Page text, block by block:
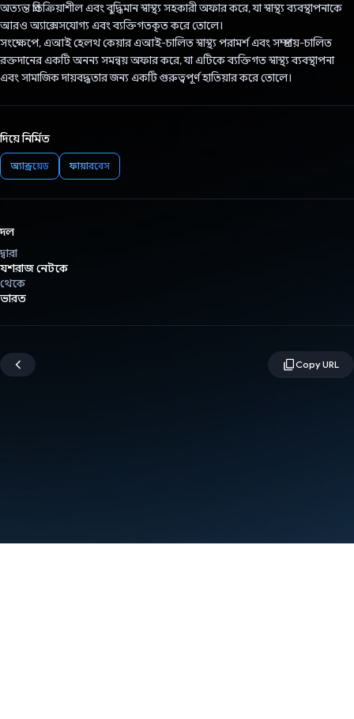
অত্যন্ত প্রতিক্রিয়াশীল এবং বুদ্ধিমান স্বাস্থ্য সহকারী অফার করে, যা স্বাস্থ্য ব্যবস্থাপনাকে
আরও অ্যাক্সেসযোগ্য এবং ব্যক্তিগতকৃত করে তোলে।
সংক্ষেপে, এআই হেলথ কেয়ার এআই-চালিত স্বাস্থ্য পরামর্শ এবং সম্প্রদায়-চালিত
রক্তদানের একটি অনন্য সমন্বয় অফার করে, যা এটিকে ব্যক্তিগত স্বাস্থ্য ব্যবস্থাপনা
এবং সামাজিক দায়বদ্ধতার জন্য একটি গুরুত্বপূর্ণ হাতিয়ার করে তোলে।
দিয়ে নির্মিত
অ্যান্ড্রয়েড ফায়ারবেস
দল
দ্বারা
যশরাজ নেটকে
থেকে
ভারত